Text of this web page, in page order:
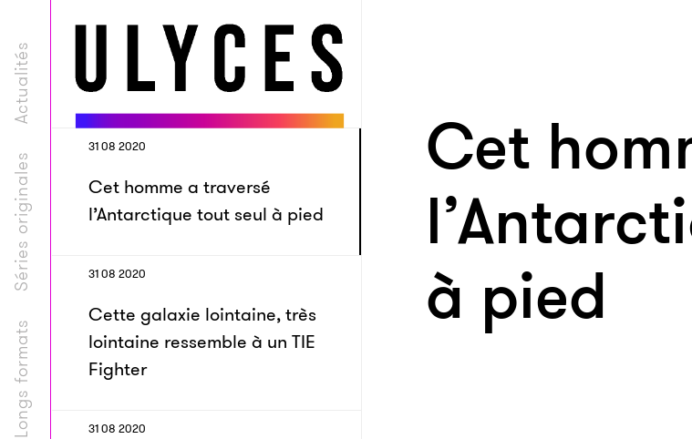
Longs formats
Séries originales
Actualités
31 08 2020
Cet homme a traversé
l’Antarctique tout seul à pied
31 08 2020
Cette galaxie lointaine, très
lointaine ressemble à un TIE
Fighter
31 08 2020
Cet
à pied